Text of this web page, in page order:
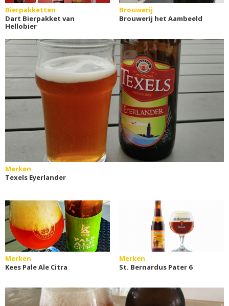
Bierpakketten
Dart Bierpakket van
Hellobier
Brouwerij
Brouwerij het Aambeeld
Merken
Texels Eyerlander
Merken
Kees Pale Ale Citra
Merken
St. Bernardus Pater 6